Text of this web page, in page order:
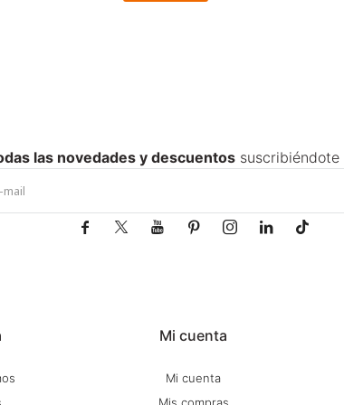
Mi cuenta
Mi cuenta
las novedades y descuentossuscribiéndote
      